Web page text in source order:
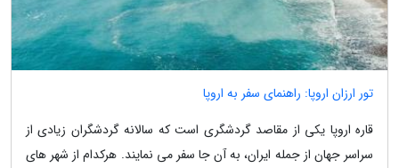
تور ارزان اروپا: راهنمای سفر به اروپا
قاره اروپا یکی از مقاصد گردشگری است که سالانه گردشگران زیادی از
سراسر جهان از جمله ایران، به آن جا سفر می نمایند. هرکدام از شهر های